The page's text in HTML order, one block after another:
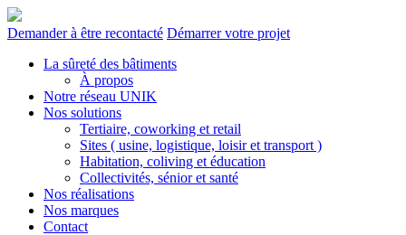
Demander à être recontacté Démarrer votre projet
La sûreté des bâtiments
À propos
Notre réseau UNIK
Nos solutions
Tertiaire, coworking et retail
Sites ( usine, logistique, loisir et transport )
Habitation, coliving et éducation
Collectivités, sénior et santé
Nos réalisations
Nos marques
Contact